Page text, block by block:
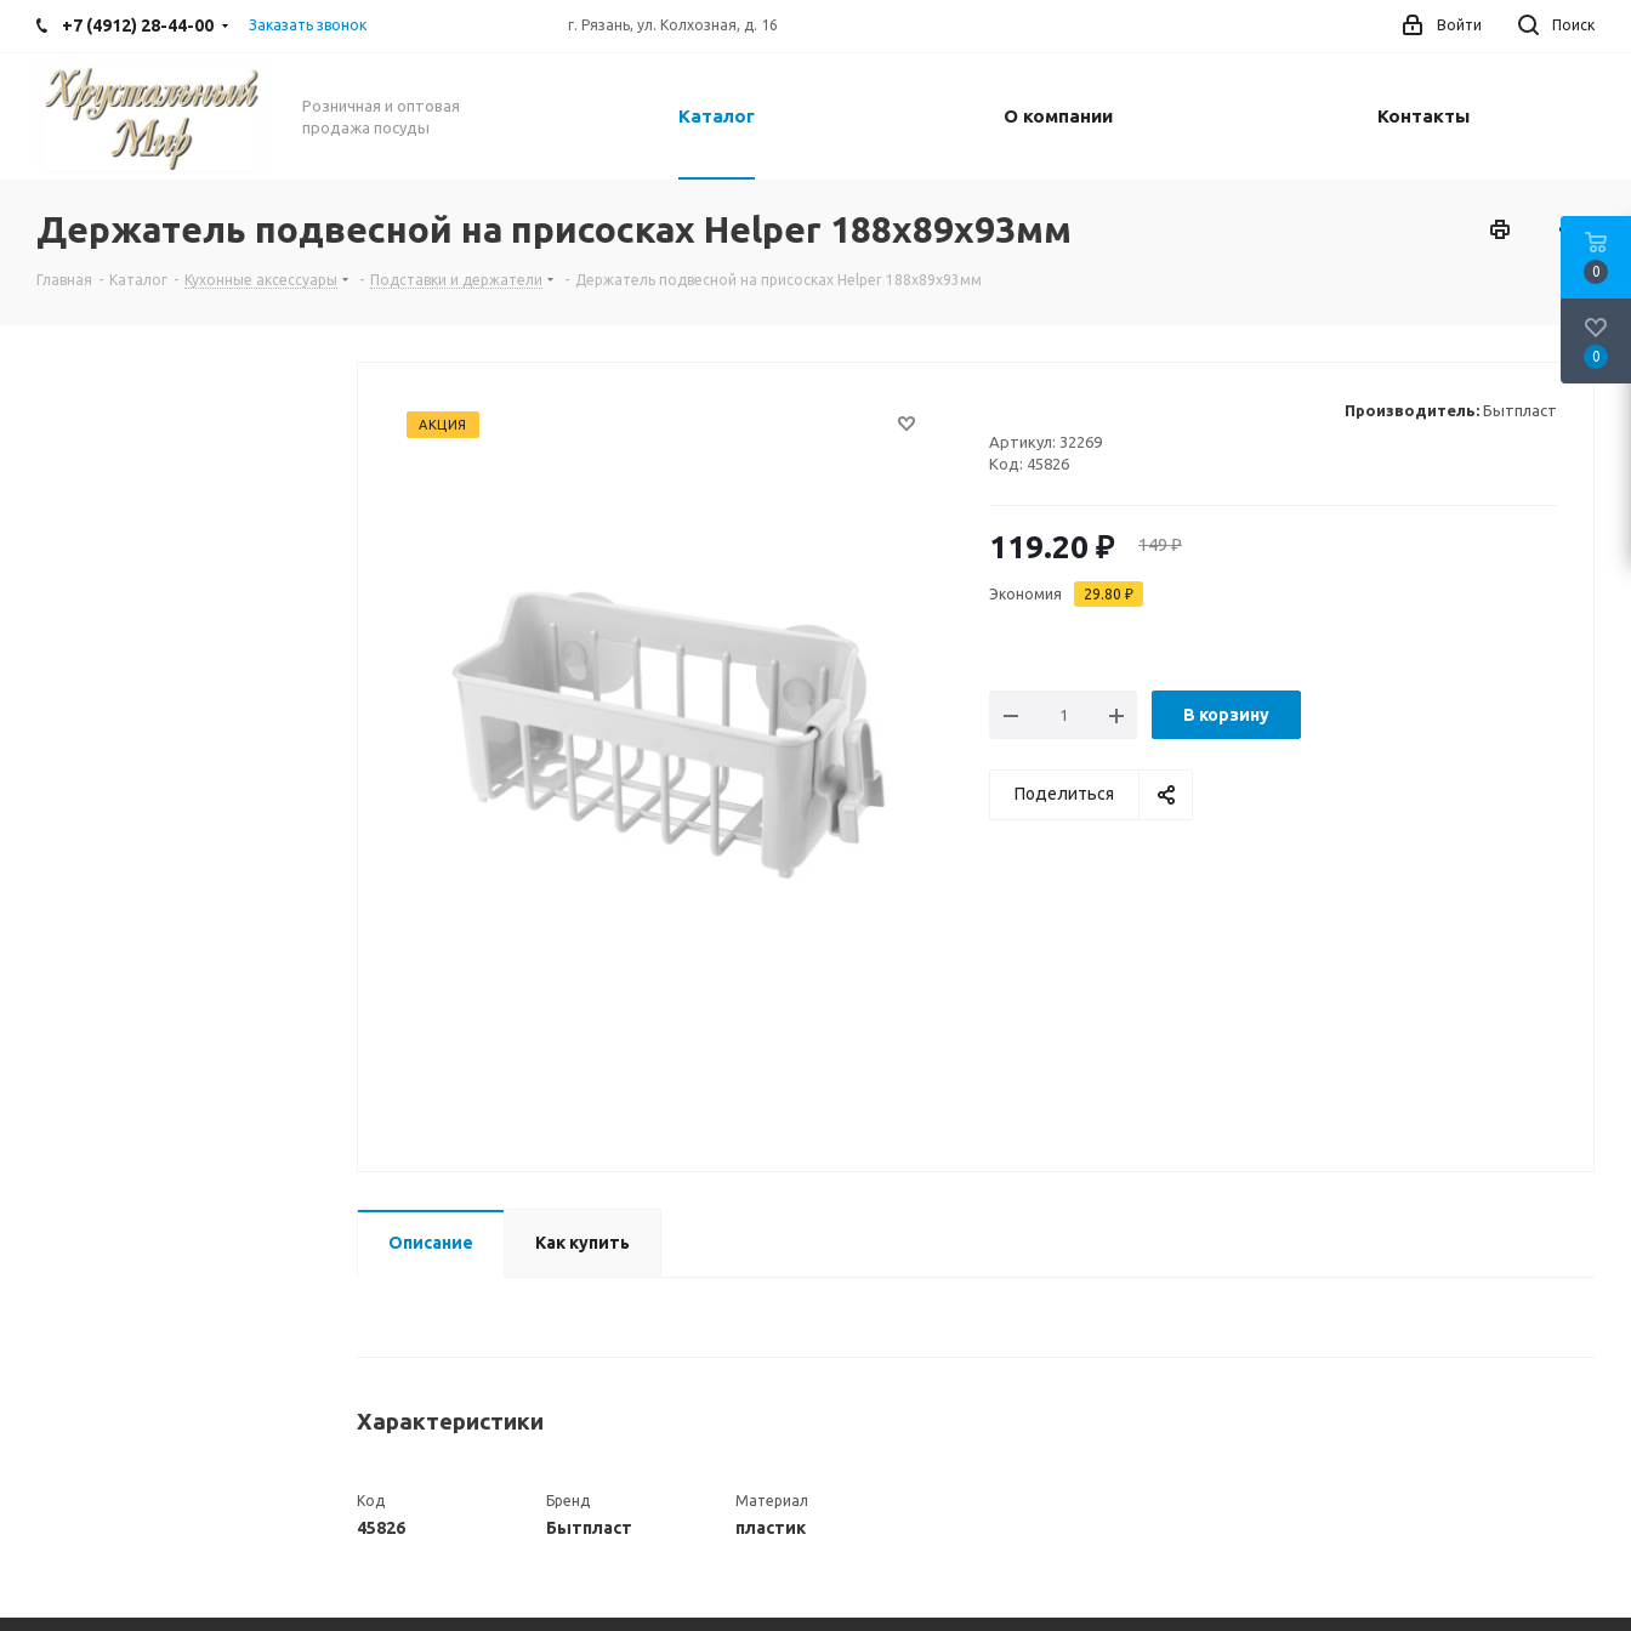
+7 (4912) 28-44-00 Заказать звонок г. Рязань, ул. Колхозная, д. 16 Поиск
Войти
Розничная и оптовая
продажа посуды
Каталог О компании Контакты
Держатель подвесной на присоскаx Helper 188x89x93мм
Главная - Каталог - Кухонные аксессуары - Подставки и держатели - Держатель подвесной на присоскаx Helper 188x89x93мм
АКЦИЯ
Производитель: Бытпласт
Артикул: 32269
Код: 45826
119.20 ₽ 149₽
Экономия 29.80 ₽
В корзину
Поделиться
Описание Как купить
Характеристики
Код
45826
Бренд
Бытпласт
Материал
пластик
0
0